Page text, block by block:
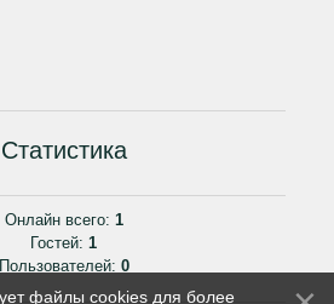
Статистика
Онлайн всего: 1
Гостей: 1
Пользователей: 0
файлы cookies для более